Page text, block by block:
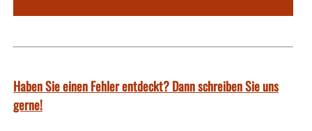
Haben Sie einen Fehler entdeckt? Dann schreiben Sie uns
gerne!